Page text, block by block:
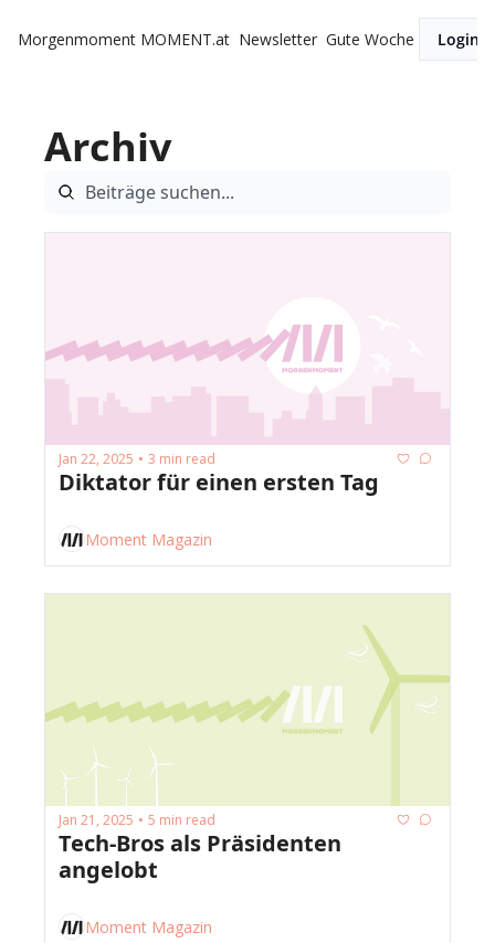
Morgenmoment MOMENT.at Newsletter Gute Woche Login
Archiv
Jan 22, 2025 • 3 min read
Diktator für einen ersten Tag
Moment Magazin
Jan 21, 2025 • 5 min read
Tech-Bros als Präsidenten
angelobt
Moment Magazin